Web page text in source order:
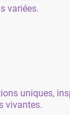
variées.
uniques,
vivantes.